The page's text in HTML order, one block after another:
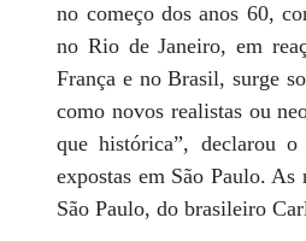
no começo dos anos 60,
no Rio de Janeiro, em
França e no Brasil, surge
como novos realistas ou
que histórica”, declarou
expostas em São Paulo.
São Paulo, do brasileiro